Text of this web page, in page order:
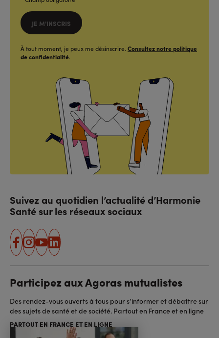
JE M'INSCRIS
À tout moment, je peux me désinscrire. Consultez notre politique
de confidentialité.
Suivez au quotidien l’actualité d’Harmonie
Santé sur les réseaux sociaux
facebook
instagram
youtube
linkedin
Participez aux Agoras mutualistes
Des rendez-vous ouverts à tous pour s’informer et débattre sur
des sujets de santé et de société. Partout en France et en ligne
PARTOUT EN FRANCE ET EN LIGNE